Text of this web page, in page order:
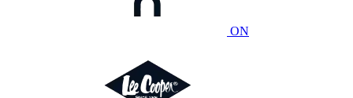
ON